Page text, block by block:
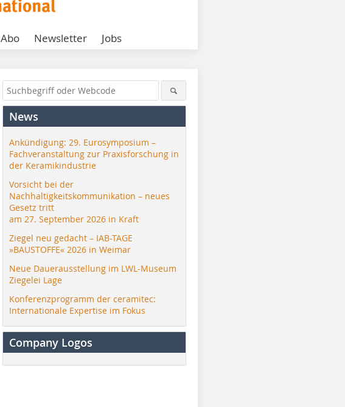
Abo Newsletter Jobs
News
Ankündigung: 29. Eurosymposium –
Fachveranstaltung zur Praxisforschung in
der Keramikindustrie
Vorsicht bei der
Nachhaltigkeitskommunikation – neues
Gesetz tritt
am 27. September 2026 in Kraft
Ziegel neu gedacht – IAB-TAGE
»BAUSTOFFE« 2026 in Weimar
Neue Dauerausstellung im LWL-Museum
Ziegelei Lage
Konferenzprogramm der ceramitec:
Internationale Expertise im Fokus
Company Logos